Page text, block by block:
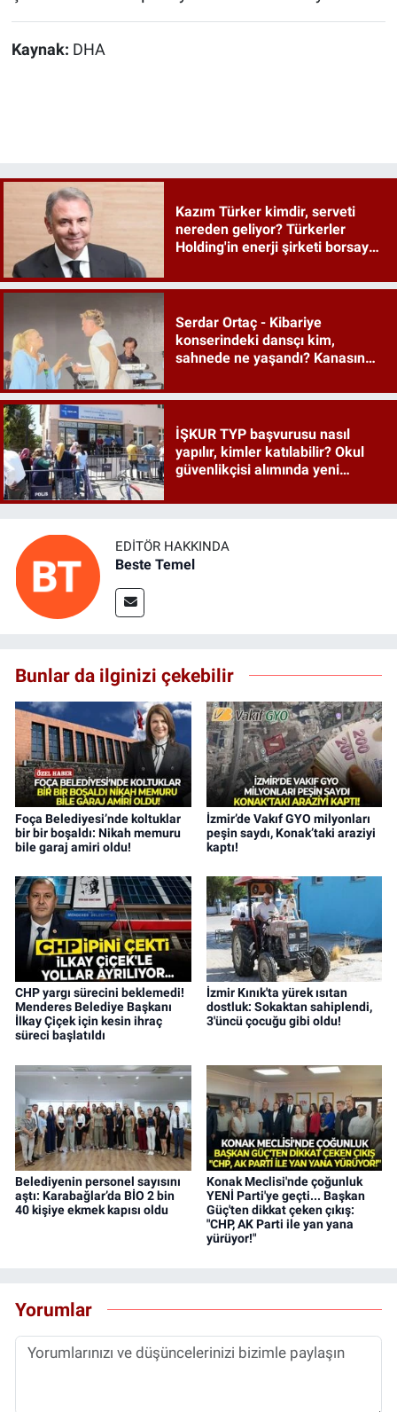
Kaynak: DHA
Kazım Türker kimdir, serveti
nereden geliyor? Türkerler
Holding'in enerji şirketi borsaya
Serdar Ortaç - Kibariye
konserindeki dansçı kim,
sahnede ne yaşandı? Kanasın
İŞKUR TYP başvurusu nasıl
yapılır, kimler katılabilir? Okul
güvenlikçisi alımında yeni
EDITÖR HAKKINDA
Beste Temel
Bunlar da ilginizi çekebilir
Foça Belediyesi’nde koltuklar
bir bir boşaldı: Nikah memuru
bile garaj amiri oldu!
İzmir’de Vakıf GYO milyonları
peşin saydı, Konak’taki araziyi
kaptı!
CHP yargı sürecini beklemedi!
Menderes Belediye Başkanı
İlkay Çiçek için kesin ihraç
süreci başlatıldı
İzmir Kınık'ta yürek ısıtan
dostluk: Sokaktan sahiplendi,
3'üncü çocuğu gibi oldu!
Belediyenin personel sayısını
aştı: Karabağlar’da BİO 2 bin
40 kişiye ekmek kapısı oldu
Konak Meclisi'nde çoğunluk
YENİ Parti'ye geçti... Başkan
Güç'ten dikkat çeken çıkış:
"CHP, AK Parti ile yan yana
yürüyor!"
Yorumlar